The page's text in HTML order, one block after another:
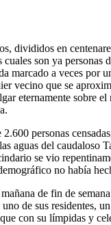
divididos en
son ya personas
marcado a veces por
vecino que se
eternamente sobre
personas
aguas del caudaloso
se vio
no había
de fin de
de sus residentes,
con su límpidas y